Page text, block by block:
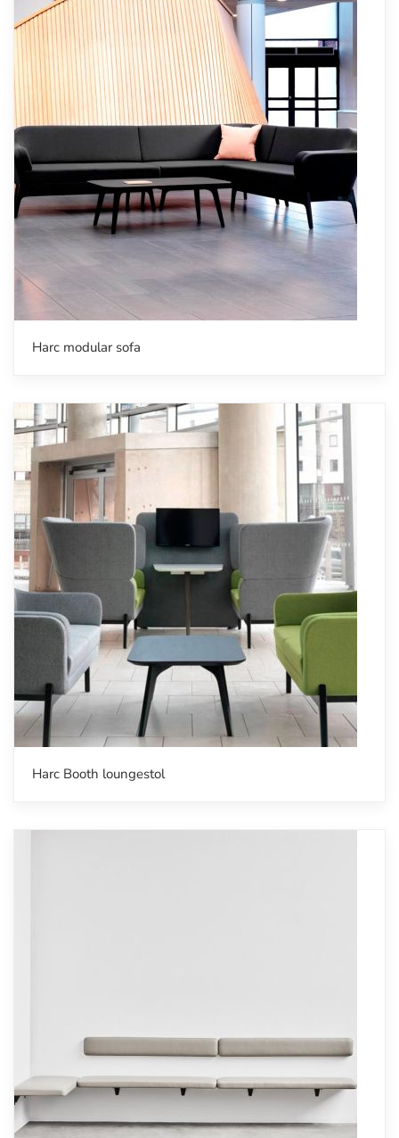
Harc modular sofa
Harc Booth loungestol